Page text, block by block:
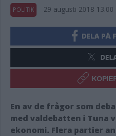
POLITIK 29 augusti 2018 13.00
DELA PÅ
En av de frågor som
med valdebatten i Tuna
ekonomi. Flera partier